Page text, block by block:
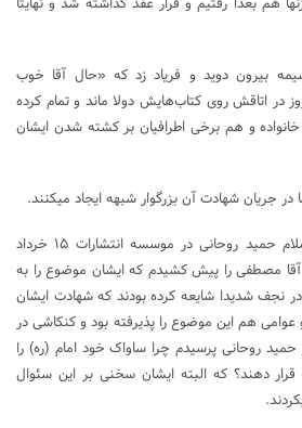
هم بعداً رفتیم و قرار عقد گذاشته شد و نهایتا
بیرون دوید و فریاد زد که «حال آقا خوب
اتاقش روی کتاب‌هایش دولا ماند و تمام کرده
هم خانواده و هم برخی اطرافیان بر کشته شدن ایشان
جریان شهادت آن بزرگوار شبهه ایجاد میکنند.
چند سال پیش با حجت الاسلام حمید روحانی در موسسه انتشارات ۱۵ خرداد
مصطفی را پیش کشیدم که ایشان موضوع را به
نجف شدیدا شایعه کرده بودند که شهادت ایشان
هم این موضوع را پذیرفته بود و کنکاشی در
روحانی پرسیدم چرا ساواک خود امام (ره) را
دهند؟ که البته ایشان سخنی بر این سئوال